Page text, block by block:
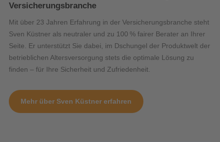
Versicherungsbranche
Mit über 23 Jahren Erfahrung in der Versicherungsbranche steht
Sven Küstner als neutraler und zu 100 % fairer Berater an Ihrer
Seite. Er unterstützt Sie dabei, im Dschungel der Produktwelt der
betrieblichen Altersversorgung stets die optimale Lösung zu
finden – für Ihre Sicherheit und Zufriedenheit.
Mehr über Sven Küstner erfahren